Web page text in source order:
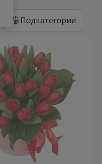
Подкатегории